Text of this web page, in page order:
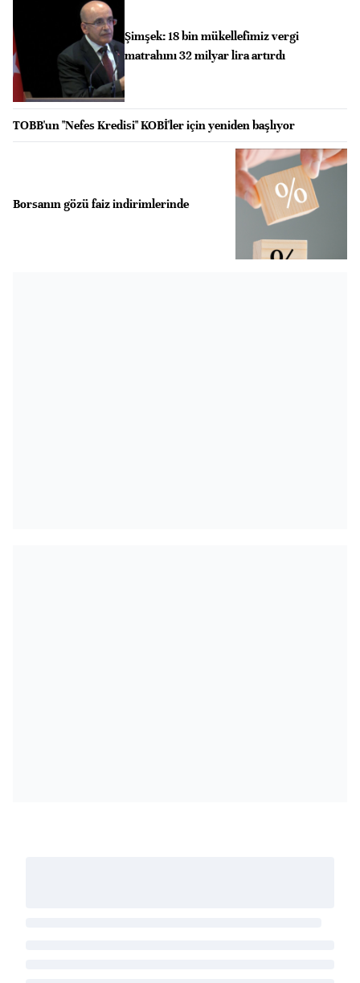
Şimşek: 18 bin mükellefimiz vergi
matrahını 32 milyar lira artırdı
TOBB'un "Nefes Kredisi" KOBİ'ler için yeniden başlıyor
Borsanın gözü faiz indirimlerinde